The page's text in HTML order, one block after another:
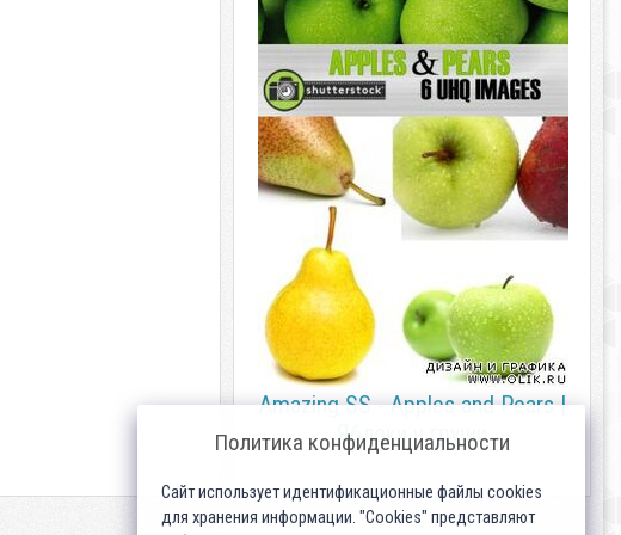
Amazing SS - Apples and Pears |
Яблоки и груши
Политика конфиденциальности
Сайт использует идентификационные файлы cookies
для хранения информации. "Cookies" представляют